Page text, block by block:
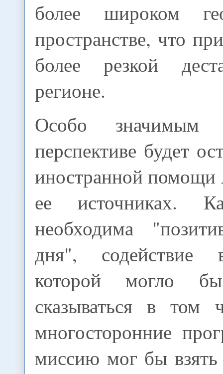
более широком
пространстве, что
более резкой
регионе.
Особо значимым
перспективе будет
иностранной помощи
ее источниках.
необходима
дня", содействие
которой могло
сказываться в том
многосторонние
миссию мог бы взять